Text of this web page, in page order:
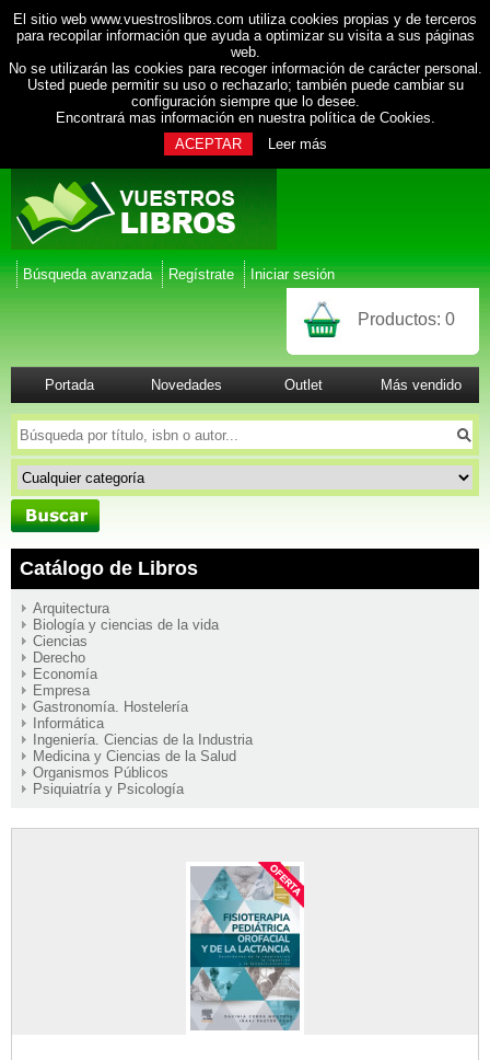
El sitio web www.vuestroslibros.com utiliza cookies propias y de terceros
para recopilar información que ayuda a optimizar su visita a sus páginas
web.
No se utilizarán las cookies para recoger información de carácter personal.
Usted puede permitir su uso o rechazarlo; también puede cambiar su
configuración siempre que lo desee.
Encontrará mas información en nuestra política de Cookies.
ACEPTAR
Leer más
Búsqueda avanzada Regístrate Iniciar sesión
Productos: 0
Portada Novedades Outlet Más vendido
Catálogo de Libros
Arquitectura
Biología y ciencias de la vida
Ciencias
Derecho
Economía
Empresa
Gastronomía. Hostelería
Informática
Ingeniería. Ciencias de la Industria
Medicina y Ciencias de la Salud
Organismos Públicos
Psiquiatría y Psicología